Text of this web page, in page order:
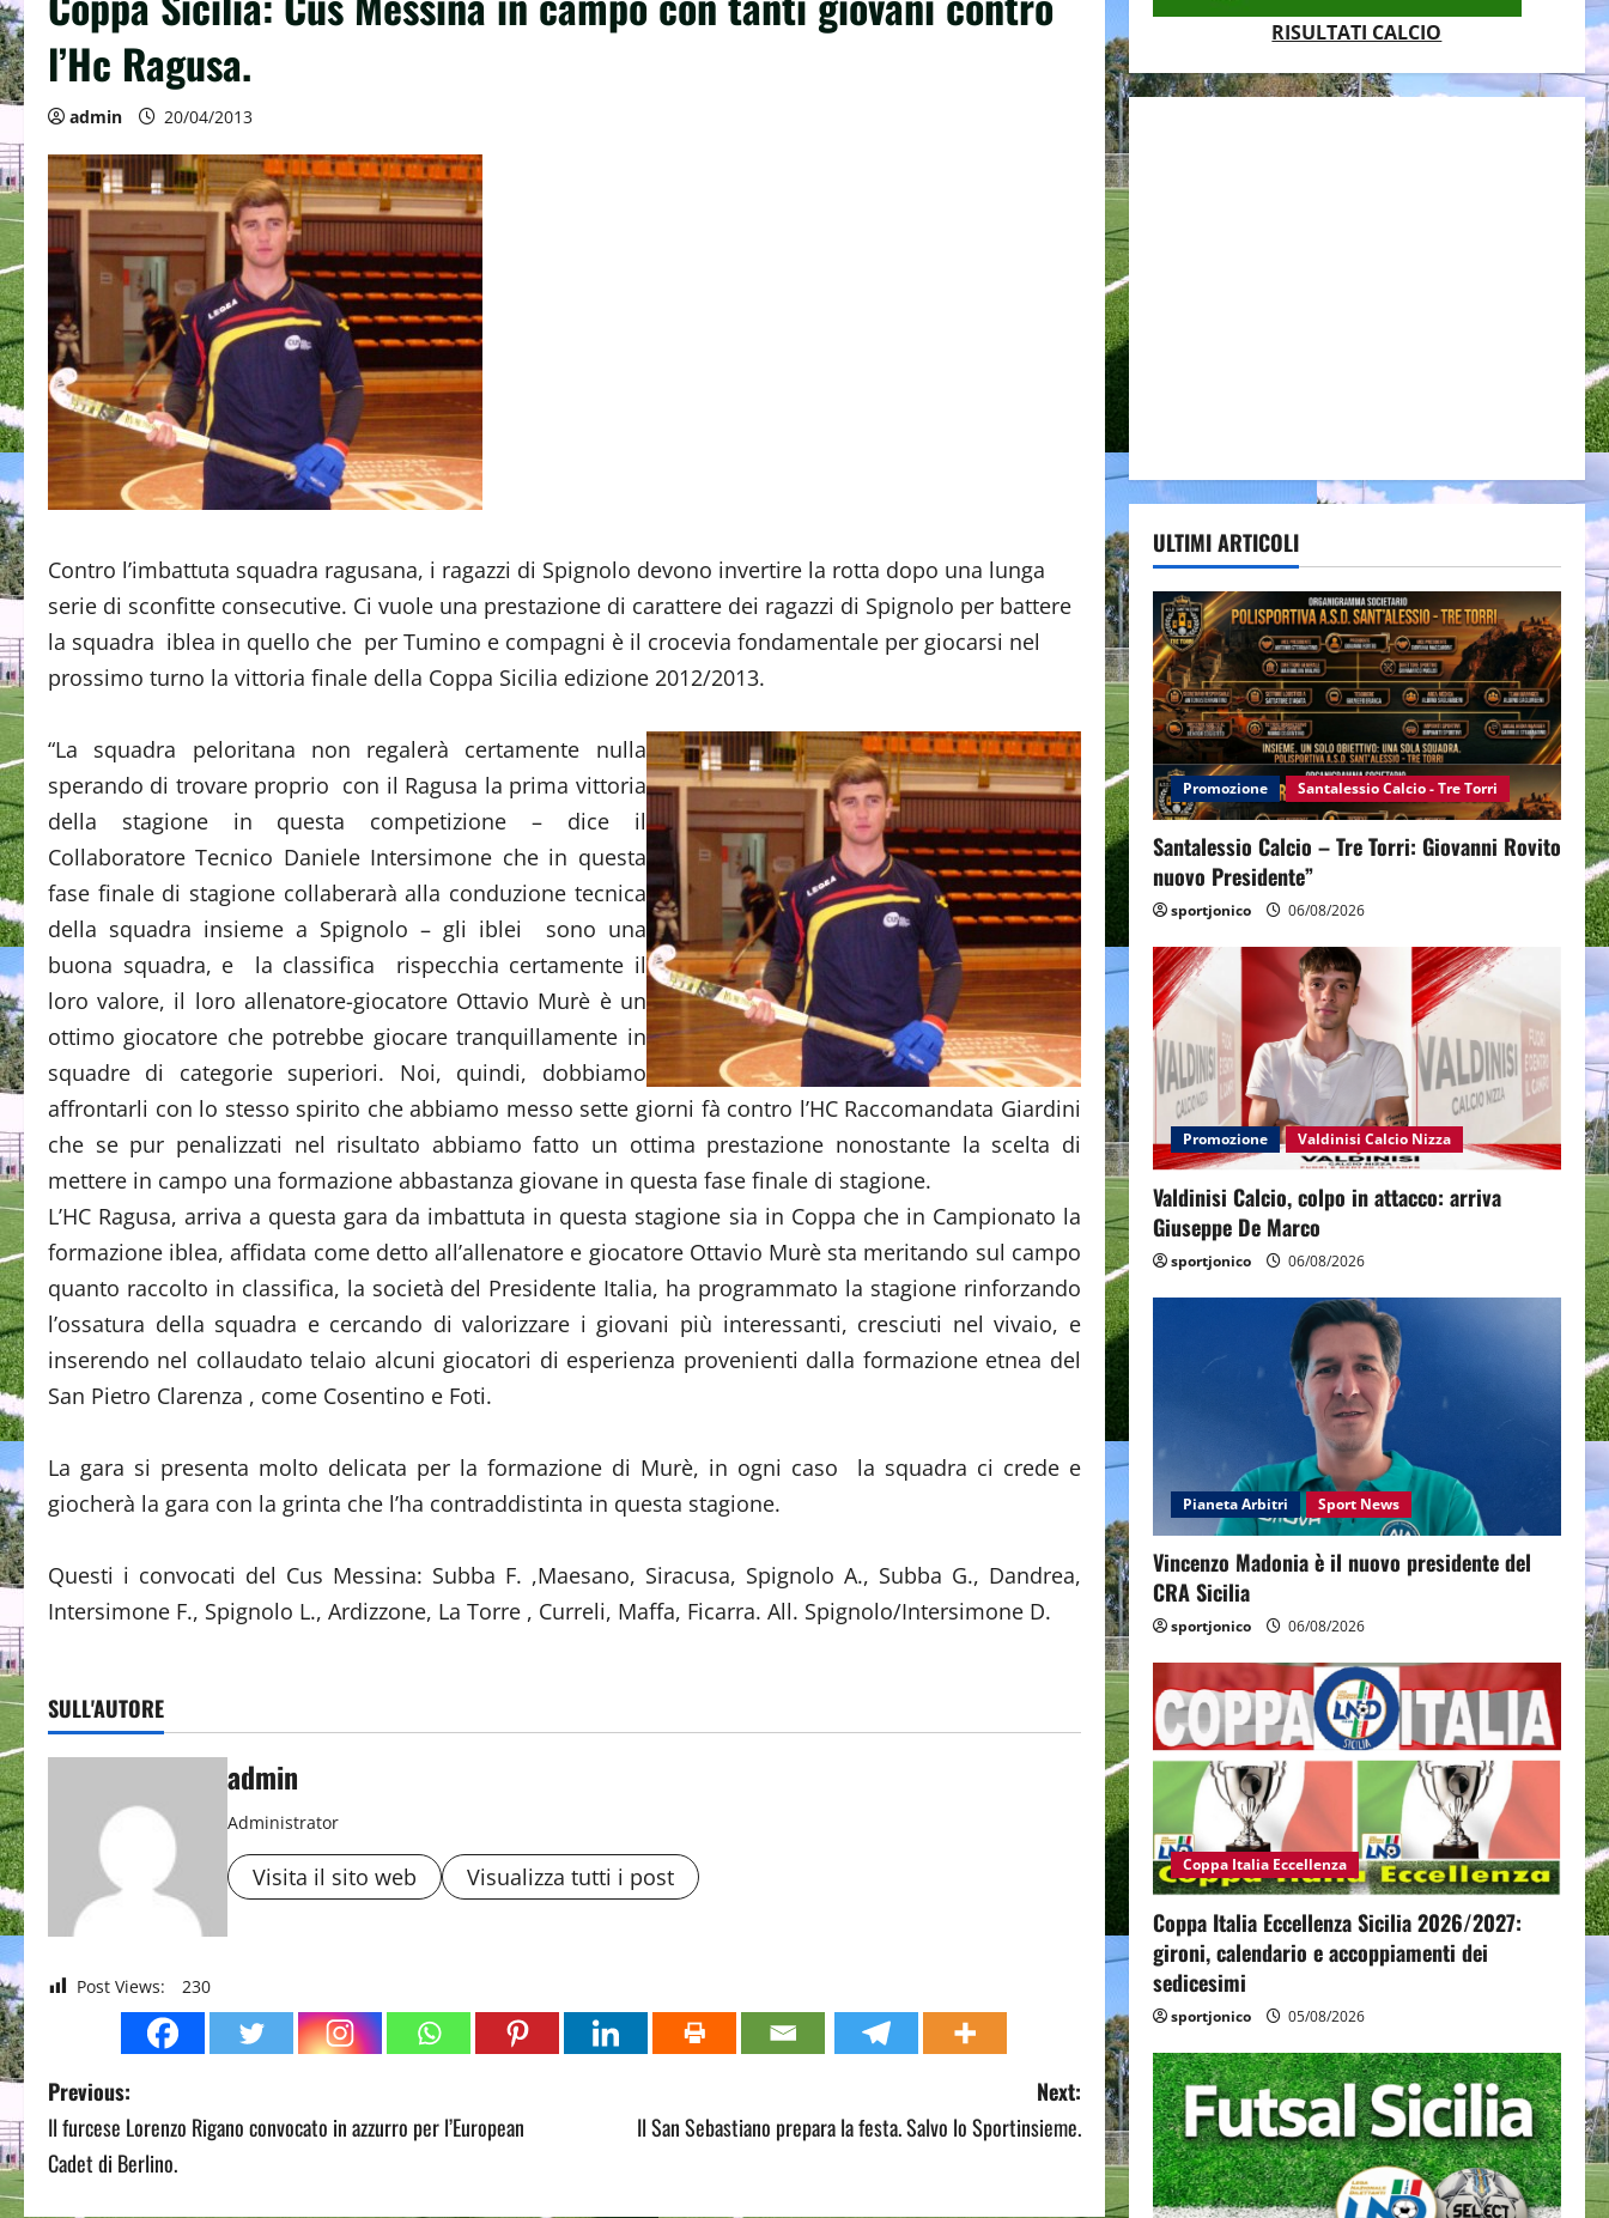
l’Hc Ragusa.
admin 20/04/2013
Contro l’imbattuta squadra ragusana, i ragazzi di Spignolo devono invertire la rotta dopo una lunga
serie di sconfitte consecutive. Ci vuole una prestazione di carattere dei ragazzi di Spignolo per battere
la squadra iblea in quello che per Tumino e compagni è il crocevia fondamentale per giocarsi nel
prossimo turno la vittoria finale della Coppa Sicilia edizione 2012/2013.
“La squadra peloritana non regalerà certamente nulla
sperando di trovare proprio con il Ragusa la prima vittoria
della stagione in questa competizione – dice il
Collaboratore Tecnico Daniele Intersimone che in questa
fase finale di stagione collaberarà alla conduzione tecnica
della squadra insieme a Spignolo – gli iblei sono una
buona squadra, e la classifica rispecchia certamente il
loro valore, il loro allenatore-giocatore Ottavio Murè è un
ottimo giocatore che potrebbe giocare tranquillamente in
squadre di categorie superiori. Noi, quindi, dobbiamo
affrontarli con lo stesso spirito che abbiamo messo sette giorni fà contro l’HC Raccomandata Giardini
che se pur penalizzati nel risultato abbiamo fatto un ottima prestazione nonostante la scelta di
mettere in campo una formazione abbastanza giovane in questa fase finale di stagione.
L’HC Ragusa, arriva a questa gara da imbattuta in questa stagione sia in Coppa che in Campionato la
formazione iblea, affidata come detto all’allenatore e giocatore Ottavio Murè sta meritando sul campo
quanto raccolto in classifica, la società del Presidente Italia, ha programmato la stagione rinforzando
l’ossatura della squadra e cercando di valorizzare i giovani più interessanti, cresciuti nel vivaio, e
inserendo nel collaudato telaio alcuni giocatori di esperienza provenienti dalla formazione etnea del
San Pietro Clarenza , come Cosentino e Foti.
La gara si presenta molto delicata per la formazione di Murè, in ogni caso la squadra ci crede e
giocherà la gara con la grinta che l’ha contraddistinta in questa stagione.
Questi i convocati del Cus Messina: Subba F. ,Maesano, Siracusa, Spignolo A., Subba G., Dandrea,
Intersimone F., Spignolo L., Ardizzone, La Torre , Curreli, Maffa, Ficarra. All. Spignolo/Intersimone D.
SULL'AUTORE
admin
Administrator
Visita il sito web Visualizza tutti i post
Post Views: 230
P
o
Previous:
Il furcese Lorenzo Rigano convocato in azzurro per l’European
Cadet di Berlino.
Next:
Il San Sebastiano prepara la festa. Salvo lo Sportinsieme.
RISULTATI CALCIO
ULTIMI ARTICOLI
Promozione Santalessio Calcio - Tre Torri
Santalessio Calcio – Tre Torri: Giovanni Rovito
nuovo Presidente”
sportjonico 06/08/2026
Promozione Valdinisi Calcio Nizza
Valdinisi Calcio, colpo in attacco: arriva
Giuseppe De Marco
sportjonico 06/08/2026
Pianeta Arbitri Sport News
Vincenzo Madonia è il nuovo presidente del
CRA Sicilia
sportjonico 06/08/2026
Coppa Italia Eccellenza
Coppa Italia Eccellenza Sicilia 2026/2027:
gironi, calendario e accoppiamenti dei
sedicesimi
sportjonico 05/08/2026